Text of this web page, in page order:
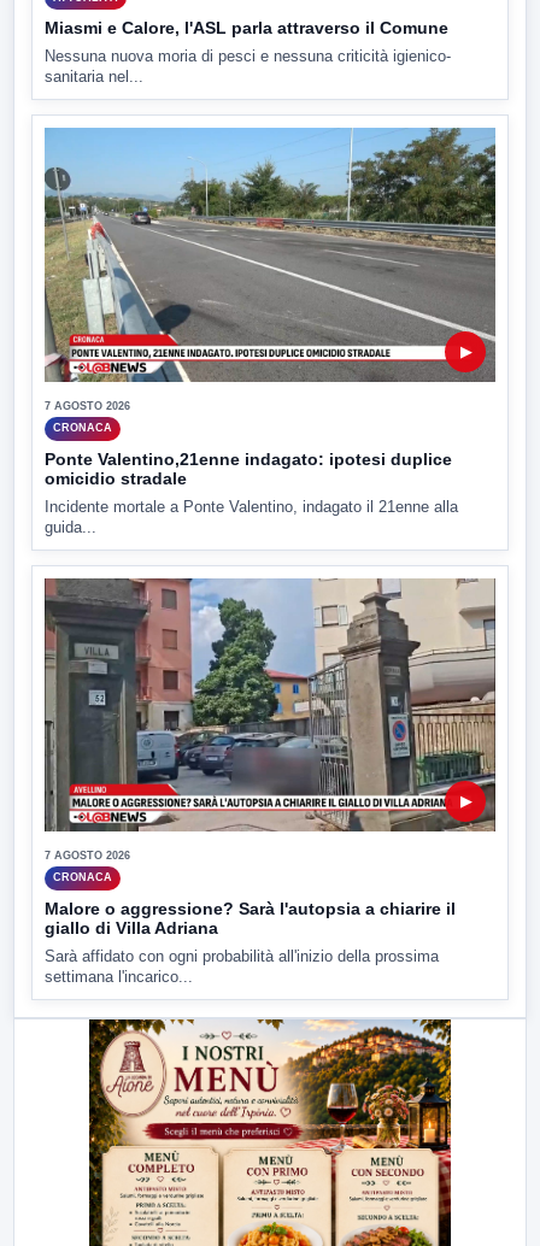
Miasmi e Calore, l'ASL parla attraverso il Comune
Nessuna nuova moria di pesci e nessuna criticità igienico-
sanitaria nel...
▶
7 AGOSTO 2026
CRONACA
Ponte Valentino,21enne indagato: ipotesi duplice
omicidio stradale
Incidente mortale a Ponte Valentino, indagato il 21enne alla
guida...
▶
7 AGOSTO 2026
CRONACA
Malore o aggressione? Sarà l'autopsia a chiarire il
giallo di Villa Adriana
Sarà affidato con ogni probabilità all'inizio della prossima
settimana l'incarico...